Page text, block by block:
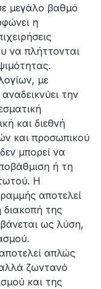
μεγάλο βαθμό
η
να πλήττονται
με
την
και διεθνή
και προσωπικού
μπορεί να
ή τη
Η
αποτελεί
της
ως λύση,
απλώς
ζωντανό
και της